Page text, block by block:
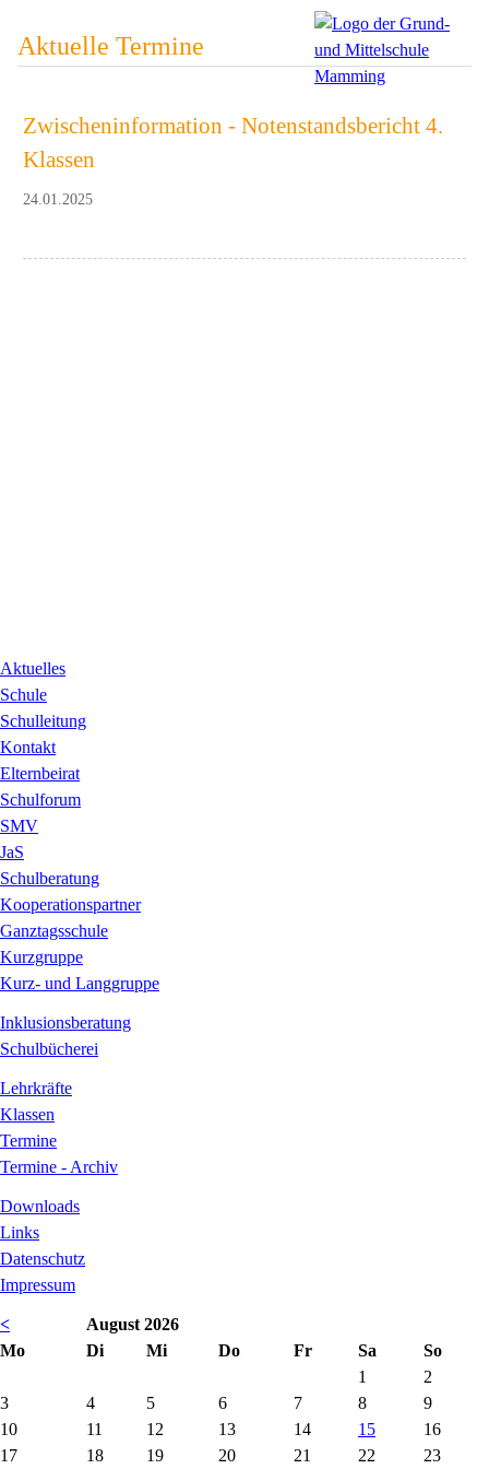
Aktuelle Termine
Zwischeninformation - Notenstandsbericht 4.
Klassen
24.01.2025
Navigation
überspringen
Aktuelles
Schule
Schulleitung
Kontakt
Elternbeirat
Schulforum
SMV
JaS
Schulberatung
Kooperationspartner
Ganztagsschule
Kurzgruppe
Kurz- und Langgruppe
Inklusionsberatung
Schulbücherei
Lehrkräfte
Klassen
Termine
Termine - Archiv
Downloads
Links
Datenschutz
Impressum
<
August 2026
Montag DienstagMittwoch DonnerstagFreitag Sa Sonntag
1
2
3
4 5 6 7 8
9
10
11 12 13 14 15
16
17
18 19 20 21 22 23